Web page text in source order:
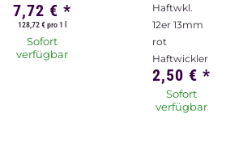
7,72 € *
128,72 € pro 1 l
Sofort
verfügbar
Haftwkl.
12er 13mm
rot
Haftwickler
2,50 € *
Sofort
verfügbar